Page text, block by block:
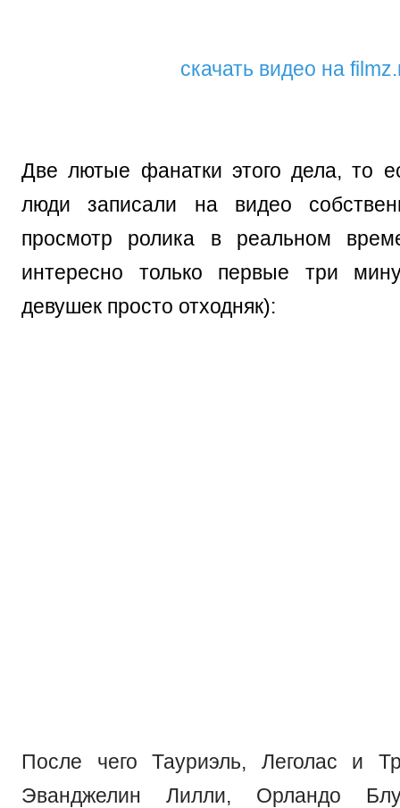
скачать видео на
Две лютые фанатки этого дела, то
люди записали на видео
просмотр ролика в реальном
интересно только первые три
девушек просто отходняк):
После чего Тауриэль, Леголас и
Эванджелин Лилли, Орландо